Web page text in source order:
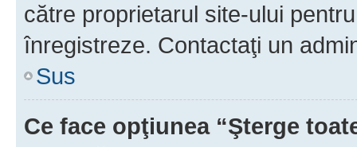
către proprietarul site-ului
înregistreze. Contactaţi un
Sus
Ce face opţiunea “Şterge